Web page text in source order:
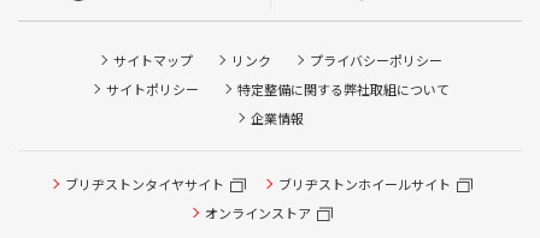
サイトマップ リンク
プライバシーポリシー
サイトポリシー
特定整備に関する弊社取組について
企業情報
ブリヂストンタイヤサイト
ブリヂストンホイールサイト
オンラインストア
タイヤ点検・安全点検/タイヤ履き替え/オイル交換/その他
ピット作業の予約